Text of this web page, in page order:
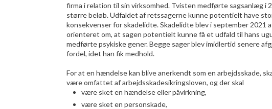
firma i relation til sin virksomhed. Tvisten medførte sagsanlæg i
større beløb. Udfaldet af retssagerne kunne potentielt have
konsekvenser for skadelidte. Skadelidte blev i september 2021
orienteret om, at sagen potentielt kunne få et udfald til hans
medførte psykiske gener. Begge sager blev imidlertid senere
fordel, idet han fik medhold.
For at en hændelse kan blive anerkendt som en arbejdsskade,
være omfattet af arbejdsskadesikringsloven, og der skal
​være sket en hændelse eller påvirkning,
​være sket en personskade,